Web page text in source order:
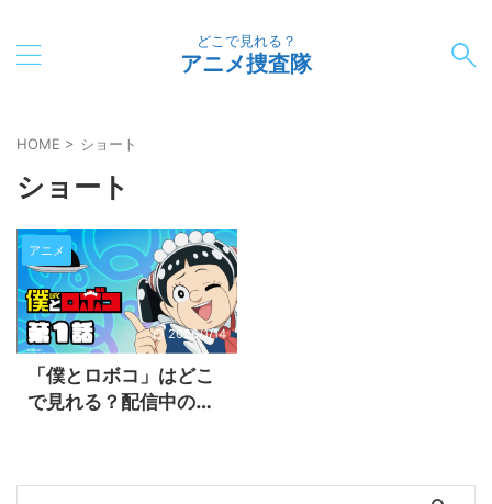
どこで見れる？
アニメ捜査隊
HOME > ショート
ショート
アニメ
2026/1/14
「僕とロボコ」はどこ
で見れる？配信中の動